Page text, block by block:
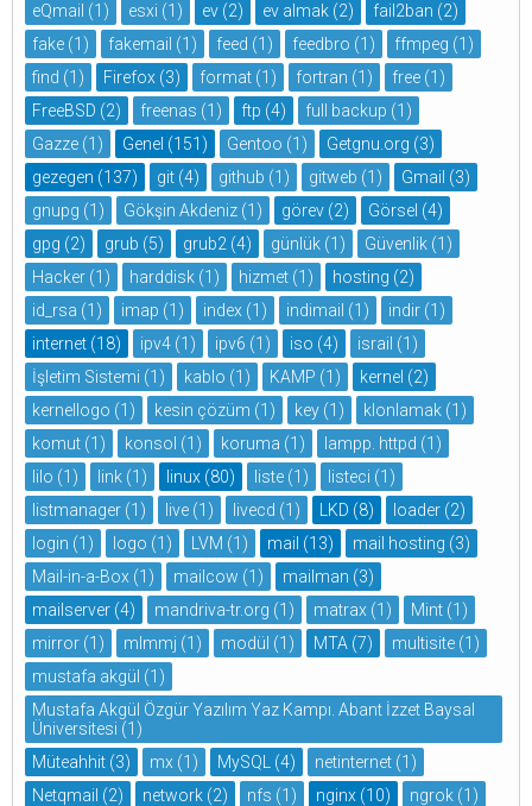
eQmail (1) esxi (1) ev (2) ev almak (2) fail2ban (2)
fake (1) fakemail (1) feed (1) feedbro (1) ffmpeg (1)
find (1) Firefox (3) format (1) fortran (1) free (1)
FreeBSD (2) freenas (1) ftp (4) full backup (1)
Gazze (1) Genel (151) Gentoo (1) Getgnu.org (3)
gezegen (137) git (4) github (1) gitweb (1) Gmail (3)
gnupg (1) Gökşin Akdeniz (1) görev (2) Görsel (4)
gpg (2) grub (5) grub2 (4) günlük (1) Güvenlik (1)
Hacker (1) harddisk (1) hizmet (1) hosting (2)
id_rsa (1) imap (1) index (1) indimail (1) indir (1)
internet (18) ipv4 (1) ipv6 (1) iso (4) israil (1)
İşletim Sistemi (1) kablo (1) KAMP (1) kernel (2)
kernellogo (1) kesin çözüm (1) key (1) klonlamak (1)
komut (1) konsol (1) koruma (1) lampp. httpd (1)
lilo (1) link (1) linux (80) liste (1) listeci (1)
listmanager (1) live (1) livecd (1) LKD (8) loader (2)
login (1) logo (1) LVM (1) mail (13) mail hosting (3)
Mail-in-a-Box (1) mailcow (1) mailman (3)
mailserver (4) mandriva-tr.org (1) matrax (1) Mint (1)
mirror (1) mlmmj (1) modül (1) MTA (7) multisite (1)
mustafa akgül (1)
Mustafa Akgül Özgür Yazılım Yaz Kampı. Abant İzzet Baysal
Üniversitesi (1)
Müteahhit (3) mx (1) MySQL (4) netinternet (1)
Netqmail (2) network (2) nfs (1) nginx (10) ngrok (1)